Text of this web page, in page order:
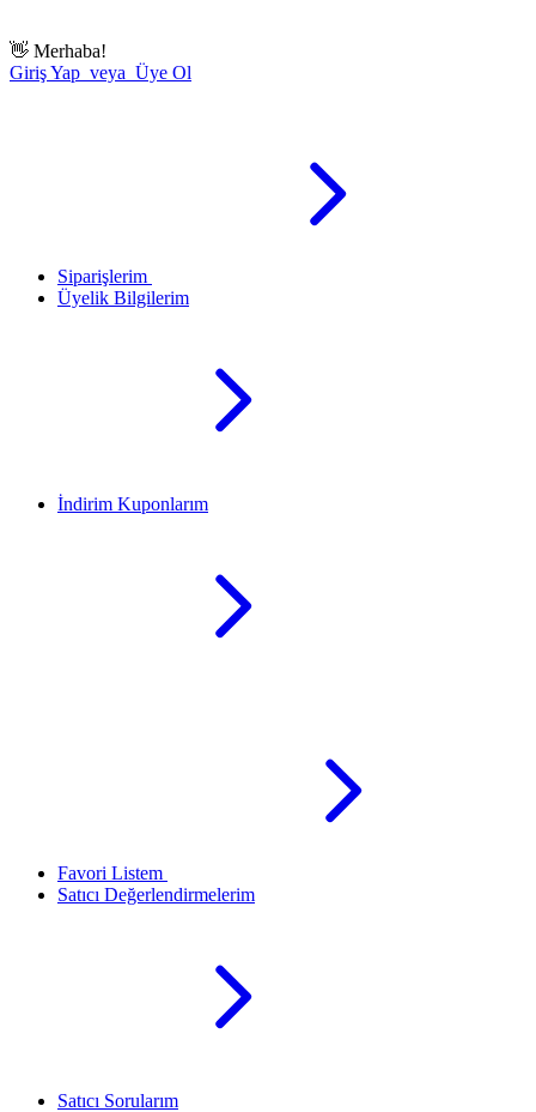
👋 Merhaba!
Giriş Yap veya Üye Ol
Siparişlerim
Üyelik Bilgilerim
İndirim Kuponlarım
Favori Listem
Satıcı Değerlendirmelerim
Satıcı Sorularım